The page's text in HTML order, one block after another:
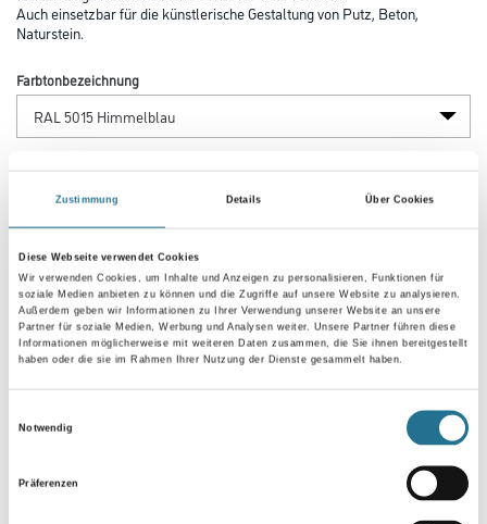
Zustimmung Details Über Cookies
Diese Webseite verwendet Cookies
Wir verwenden Cookies, um Inhalte und Anzeigen zu personalisieren, Funktionen für
soziale Medien anbieten zu können und die Zugriffe auf unsere Website zu analysieren.
Außerdem geben wir Informationen zu Ihrer Verwendung unserer Website an unsere
Partner für soziale Medien, Werbung und Analysen weiter. Unsere Partner führen diese
Informationen möglicherweise mit weiteren Daten zusammen, die Sie ihnen bereitgestellt
haben oder die sie im Rahmen Ihrer Nutzung der Dienste gesammelt haben.
Notwendig
Präferenzen
Auch einsetzbar für die künstlerische Gestaltung von Putz, Beton,
Naturstein.
Farbtonbezeichnung
Gebinde
Umrechnungsfaktoren